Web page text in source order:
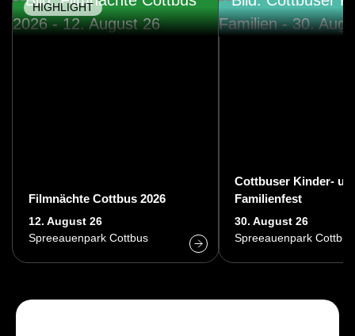
HIGHLIGHT
Filmnächte Cottbus 2026
12. August 26
Spreeauenpark Cottbus
Cottbuser Kinder-
Familienfest
30. August 26
Spreeauenpark Cottbus